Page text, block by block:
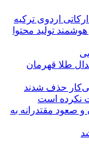
اردوی ترکیه
تولید محتوا
طلا قهرمان
نکرده است
صعود مقتدرانه به